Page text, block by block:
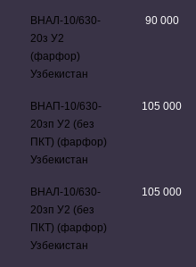
ВНАЛ-10/630-
20з У2
(фарфор)
Узбекистан
90 000
ВНАП-10/630-
20зп У2 (без
ПКТ) (фарфор)
Узбекистан
105 000
ВНАЛ-10/630-
20зп У2 (без
ПКТ) (фарфор)
Узбекистан
105 000